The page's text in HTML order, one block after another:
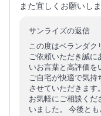
また宜しくお願いしま
サンライズの返信
この度はベランダク
ご依頼いただき誠に
いお言葉と高評価を
ご自宅が快適で気持
させていただきます
お気軽にご相談くだ
いました。 今後と